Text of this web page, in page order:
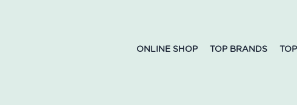
ONLINE SHOP TOP BRANDS